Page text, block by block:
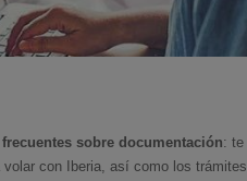
sobre documentación: te
con Iberia, así como los trámites